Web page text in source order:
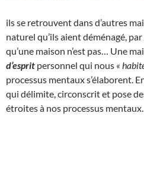
ils se retrouvent dans d’autres
naturel qu’ils aient déménagé,
qu’une maison n’est pas… Une
d’esprit personnel qui nous «
processus mentaux s’élaborent.
qui délimite, circonscrit et pose
étroites à nos processus mentaux.